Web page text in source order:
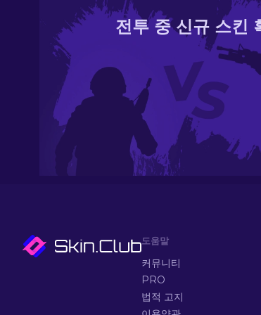
전투 중 신규 스킨
도움말
커뮤니티
PRO
법적 고지